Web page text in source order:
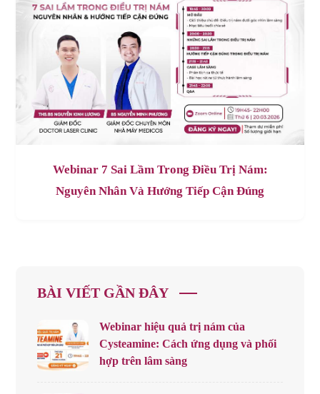
Webinar 7 Sai Lầm Trong Điều Trị Nám:
Nguyên Nhân Và Hướng Tiếp Cận Đúng
BÀI VIẾT GẦN ĐÂY
Webinar hiệu quả trị nám của
Cysteamine: Cách ứng dụng và phối
hợp trên lâm sàng